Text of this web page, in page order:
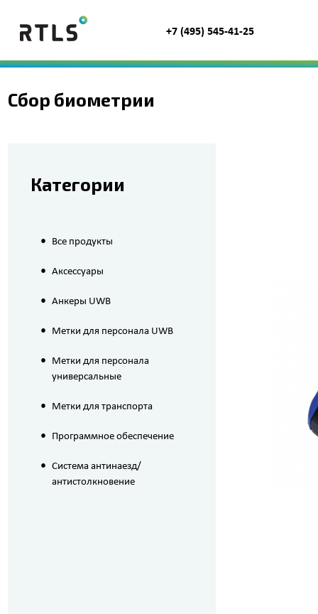
+7 (495) 545-41-25
Сбор биометрии
Категории
• Все продукты
• Аксессуары
• Анкеры UWB
• Метки для персонала UWB
•
Метки для персонала
универсальные
• Метки для транспорта
• Программное обеспечение
•
Система антинаезд/
антистолкновение